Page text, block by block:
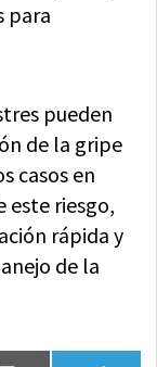
para
pueden
de la gripe
casos en
este riesgo,
rápida y
de la